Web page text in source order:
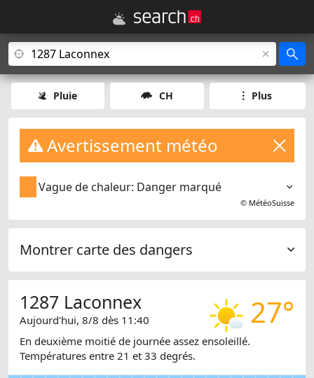
Pluie CH Plus
Avertissement météo
Vague de chaleur: Danger marqué
© MétéoSuisse
Montrer carte des dangers
27°
1287 Laconnex
Aujourd'hui, 8/8 dès 11:40
En deuxième moitié de journée assez ensoleillé.
Températures entre 21 et 33 degrés.